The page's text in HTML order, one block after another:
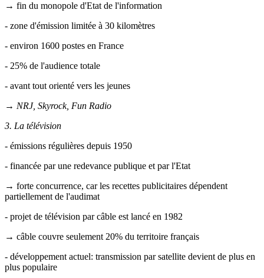
→ fin du monopole d'Etat de l'information
- zone d'émission limitée à 30 kilomètres
- environ 1600 postes en France
- 25% de l'audience totale
- avant tout orienté vers les jeunes
→ NRJ, Skyrock, Fun Radio
3. La télévision
- émissions régulières depuis 1950
- financée par une redevance publique et par l'Etat
→ forte concurrence, car les recettes publicitaires dépendent
partiellement de l'audimat
- projet de télévision par câble est lancé en 1982
→ câble couvre seulement 20% du territoire français
- développement actuel: transmission par satellite devient de plus en
plus populaire